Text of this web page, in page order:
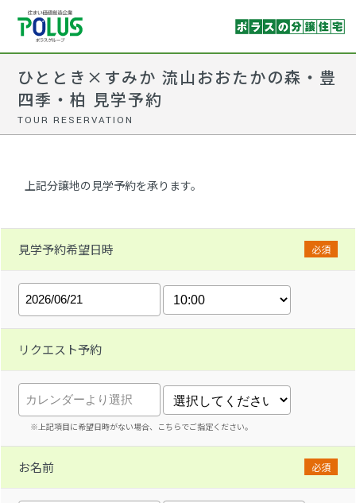
ひととき×すみか 流山おおたかの森・豊
四季・柏 見学予約
TOUR RESERVATION
上記分譲地の見学予約を承ります。
見学予約希望日時 必須
リクエスト予約
※上記項目に希望日時がない場合、こちらでご指定ください。
お名前 必須